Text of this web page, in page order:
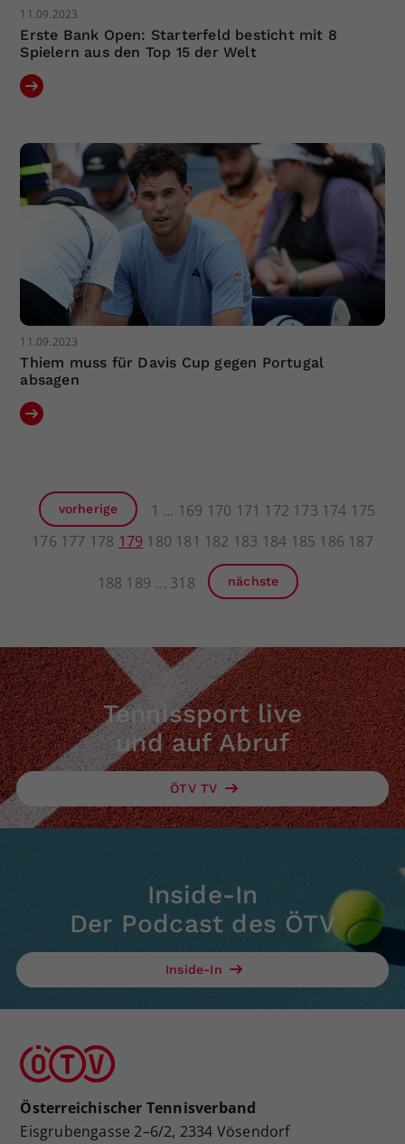
11.09.2023
Erste Bank Open: Starterfeld besticht mit 8
Spielern aus den Top 15 der Welt
11.09.2023
Thiem muss für Davis Cup gegen Portugal
absagen
vorherige 1 169 170 171 172 173 174 175
176 177 178 179 180 181 182 183 184 185 186 187
188 189 318 nächste
Tennissport live
und auf Abruf
ÖTV TV
Inside-In
Der Podcast des ÖTV
Inside-In
Österreichischer Tennisverband
Eisgrubengasse 2–6/2, 2334 Vösendorf